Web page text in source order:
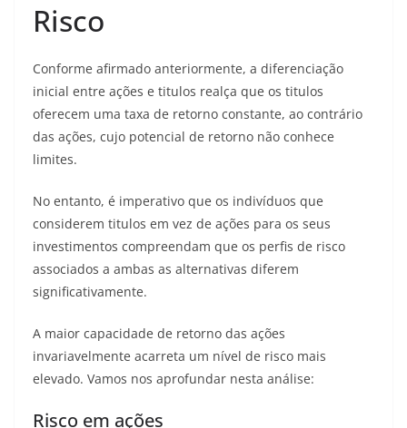
Risco
Conforme afirmado anteriormente, a diferenciação
inicial entre ações e titulos realça que os titulos
oferecem uma taxa de retorno constante, ao contrário
das ações, cujo potencial de retorno não conhece
limites.
No entanto, é imperativo que os indivíduos que
considerem titulos em vez de ações para os seus
investimentos compreendam que os perfis de risco
associados a ambas as alternativas diferem
significativamente.
A maior capacidade de retorno das ações
invariavelmente acarreta um nível de risco mais
elevado. Vamos nos aprofundar nesta análise:
Risco em ações